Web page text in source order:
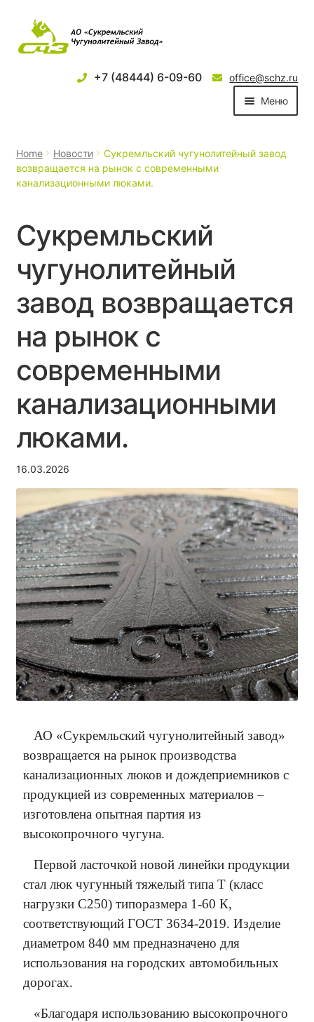
+7 (48444) 6-09-60
office@schz.ru
Меню
Продукция
Партнеры
Услуги
Тендеры/Реализация
Вакансии
Документы
Home Новости
Сукремльский чугунолитейный завод
возвращается на рынок с современными
канализационными люками.
Сукремльский
чугунолитейный
завод возвращается
на рынок с
современными
канализационными
люками.
16.03.2026
АО «Сукремльский чугунолитейный завод»
возвращается на рынок производства
канализационных люков и дождеприемников с
продукцией из современных материалов –
изготовлена опытная партия из
высокопрочного чугуна.
Первой ласточкой новой линейки продукции
стал люк чугунный тяжелый типа Т (класс
нагрузки С250) типоразмера 1-60 К,
соответствующий ГОСТ 3634-2019. Изделие
диаметром 840 мм предназначено для
использования на городских автомобильных
дорогах.
«Благодаря использованию высокопрочного